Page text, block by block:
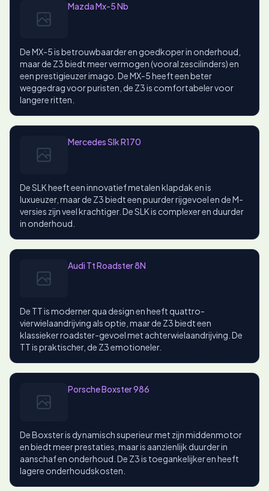
Mazda Mx-5 Nb
De MX-5 is betrouwbaarder en goedkoper in onderhoud,
maar de Z3 biedt meer vermogen (vooral zescilinders) en
een prestigieuzer imago. De MX-5 heeft een beter
weggedrag voor puristen, de Z3 is comfortabeler voor
langere ritten.
Mercedes Slk R170
De SLK heeft een innovatief metalen klapdak en is
luxueuzer, maar de Z3 biedt een puurder rijgevoel en de M-
versies zijn veel krachtiger. De SLK is complexer en duurder
in onderhoud.
Audi Tt Roadster 8N
De TT is moderner qua design en heeft quattro-
vierwielaandrijving als optie, maar de Z3 biedt een
klassieker roadster-gevoel met achterwielaandrijving. De
TT is praktischer, de Z3 emotioneler.
Porsche Boxster 986
De Boxster is dynamisch superieur met zijn middenmotor
en biedt meer prestaties, maar is aanzienlijk duurder in
aanschaf en onderhoud. De Z3 is toegankelijker en heeft
lagere onderhoudskosten.